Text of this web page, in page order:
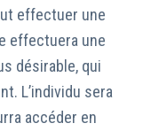
effectuer une
effectuera une
désirable, qui
L’individu sera
accéder en